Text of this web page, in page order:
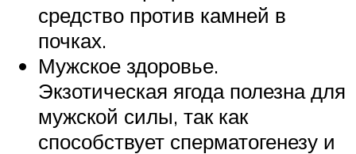
средство против камней в
почках.
Мужское здоровье.
Экзотическая ягода полезна для
мужской силы, так как
способствует сперматогенезу и